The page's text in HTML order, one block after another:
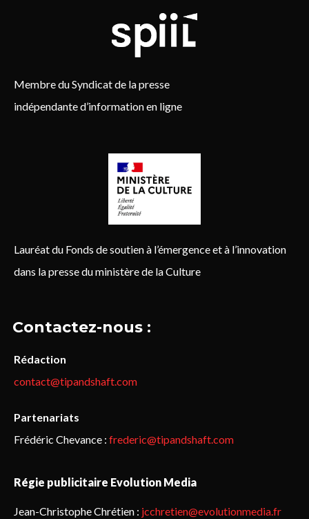
Membre du Syndicat de la presse
indépendante d’information en ligne
Lauréat du Fonds de soutien à l’émergence et à l’innovation
dans la presse du ministère de la Culture
Contactez-nous :
Rédaction
contact@tipandshaft.com
Partenariats
Frédéric Chevance : frederic@tipandshaft.com
Régie publicitaire Evolution Media
Jean-Christophe Chrétien : jcchretien@evolutionmedia.fr